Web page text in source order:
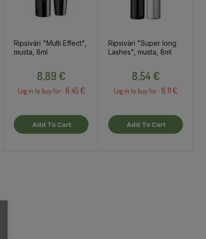
Ripsiväri "Multi Effect",
musta, 8ml
8,89 €
Log in to buy for : 8.45 €
Add To Cart
Ripsiväri "Super long
Lashes", musta, 8ml
8,54 €
Log in to buy for : 8.11 €
Add To Cart